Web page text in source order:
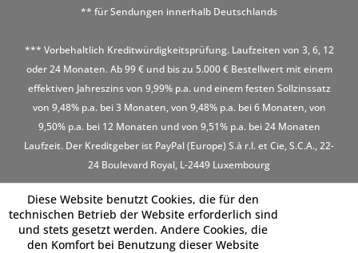
** für Sendungen innerhalb Deutschlands
*** Vorbehaltlich Kreditwürdigkeitsprüfung. Laufzeiten von 3, 6, 12
oder 24 Monaten. Ab 99 € und bis zu 5.000 € Bestellwert mit einem
effektiven Jahreszins von 9,99% p.a. und einem festen Sollzinssatz
von 9,48% p.a. bei 3 Monaten, von 9,48% p.a. bei 6 Monaten, von
9,50% p.a. bei 12 Monaten und von 9,51% p.a. bei 24 Monaten
Laufzeit. Der Kreditgeber ist PayPal (Europe) S.à r.l. et Cie, S.C.A., 22-
24 Boulevard Royal, L-2449 Luxembourg
Diese Website benutzt Cookies, die für den
technischen Betrieb der Website erforderlich sind
und stets gesetzt werden. Andere Cookies, die
den Komfort bei Benutzung dieser Website